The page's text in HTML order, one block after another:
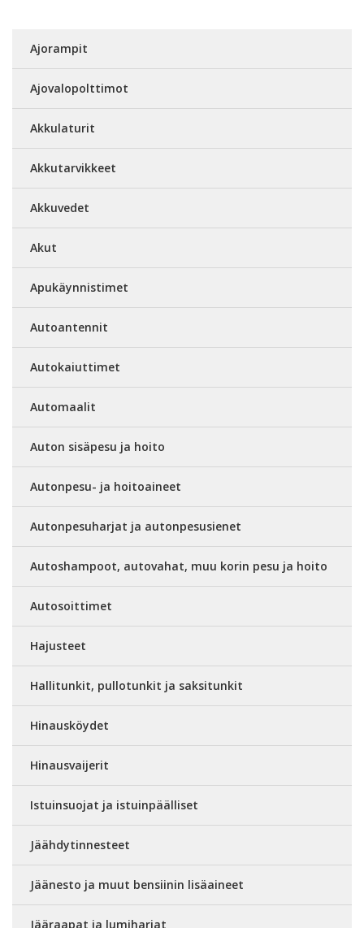
Ajorampit
Ajovalopolttimot
Akkulaturit
Akkutarvikkeet
Akkuvedet
Akut
Apukäynnistimet
Autoantennit
Autokaiuttimet
Automaalit
Auton sisäpesu ja hoito
Autonpesu- ja hoitoaineet
Autonpesuharjat ja autonpesusienet
Autoshampoot, autovahat, muu korin pesu ja hoito
Autosoittimet
Hajusteet
Hallitunkit, pullotunkit ja saksitunkit
Hinausköydet
Hinausvaijerit
Istuinsuojat ja istuinpäälliset
Jäähdytinnesteet
Jäänesto ja muut bensiinin lisäaineet
Jääraapat ja lumiharjat